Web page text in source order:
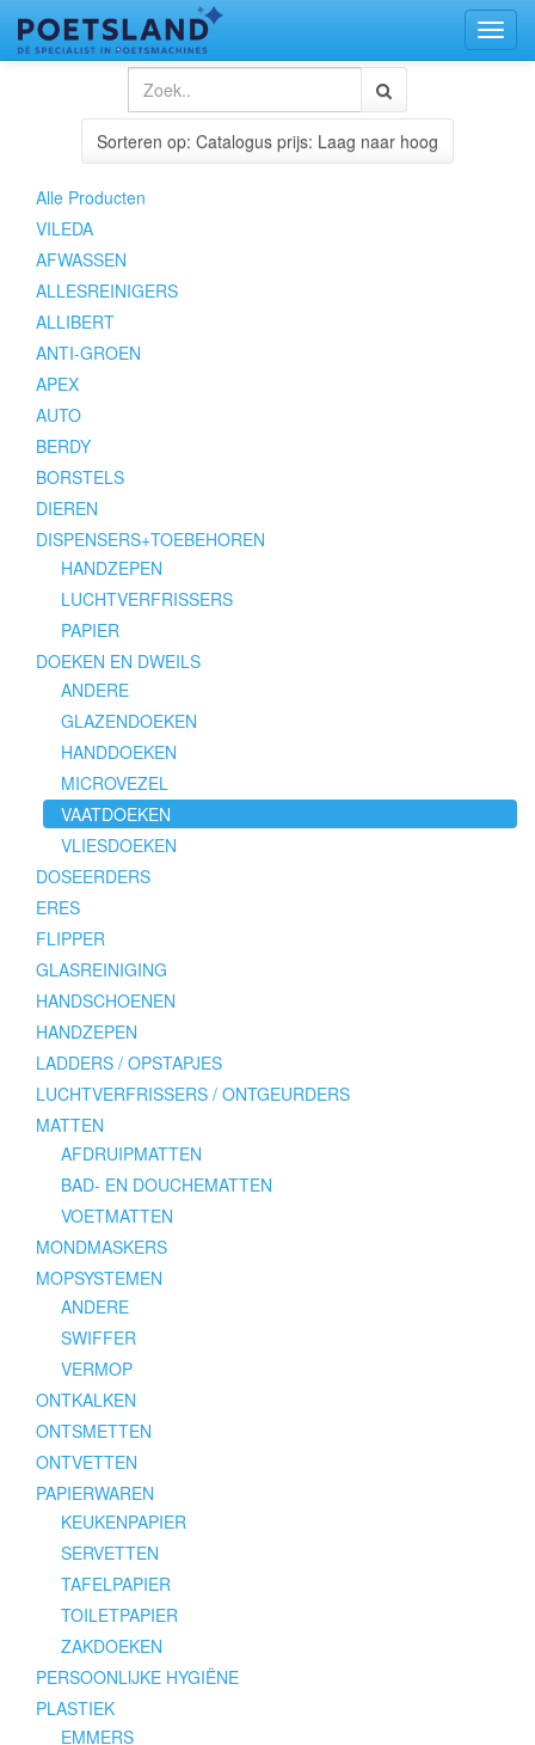
Sorteren op: Catalogus prijs: Laag naar hoog
Alle Producten
VILEDA
AFWASSEN
ALLESREINIGERS
ALLIBERT
ANTI-GROEN
APEX
AUTO
BERDY
BORSTELS
DIEREN
DISPENSERS+TOEBEHOREN
HANDZEPEN
LUCHTVERFRISSERS
PAPIER
DOEKEN EN DWEILS
ANDERE
GLAZENDOEKEN
HANDDOEKEN
MICROVEZEL
VAATDOEKEN
VLIESDOEKEN
DOSEERDERS
ERES
FLIPPER
GLASREINIGING
HANDSCHOENEN
HANDZEPEN
LADDERS / OPSTAPJES
LUCHTVERFRISSERS / ONTGEURDERS
MATTEN
AFDRUIPMATTEN
BAD- EN DOUCHEMATTEN
VOETMATTEN
MONDMASKERS
MOPSYSTEMEN
ANDERE
SWIFFER
VERMOP
ONTKALKEN
ONTSMETTEN
ONTVETTEN
PAPIERWAREN
KEUKENPAPIER
SERVETTEN
TAFELPAPIER
TOILETPAPIER
ZAKDOEKEN
PERSOONLIJKE HYGIËNE
PLASTIEK
EMMERS